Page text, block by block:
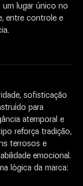
um lugar único no
entre controle e
sofisticação
para
atemporal e
reforça tradição,
terrosos e
emocional.
lógica da marca: